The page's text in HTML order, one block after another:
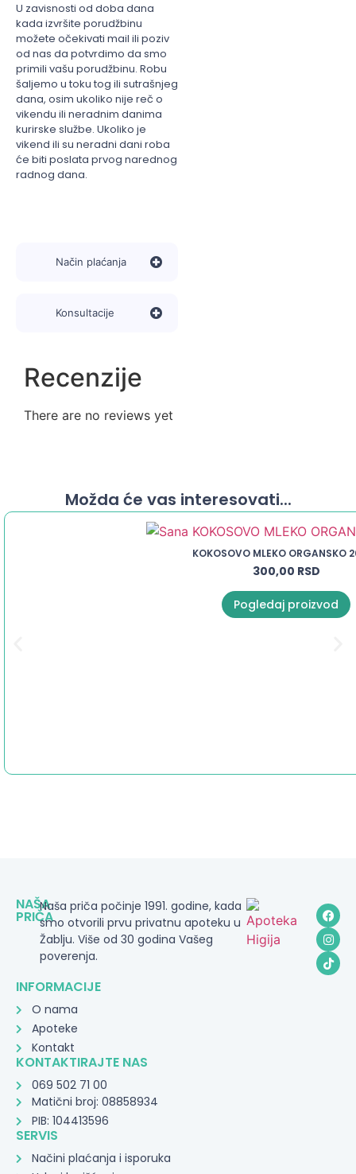
U zavisnosti od doba dana
kada izvršite porudžbinu
možete očekivati mail ili poziv
od nas da potvrdimo da smo
primili vašu porudžbinu. Robu
šaljemo u toku tog ili sutrašnjeg
dana, osim ukoliko nije reč o
vikendu ili neradnim danima
kurirske službe. Ukoliko je
vikend ili su neradni dani roba
će biti poslata prvog narednog
radnog dana.
Način plaćanja
Konsultacije
Recenzije
There are no reviews yet
Možda će vas interesovati...
KOKOSOVO MLEKO ORGANSKO
300,00 RSD
Pogledaj proizvod
NAŠA
PRIČA
Naša priča počinje 1991. godine, kada
smo otvorili prvu privatnu apoteku u
Žablju. Više od 30 godina Vašeg
poverenja.
INFORMACIJE
O nama
Apoteke
Kontakt
KONTAKTIRAJTE NAS
069 502 71 00
Matični broj: 08858934
PIB: 104413596
SERVIS
Načini plaćanja i isporuka